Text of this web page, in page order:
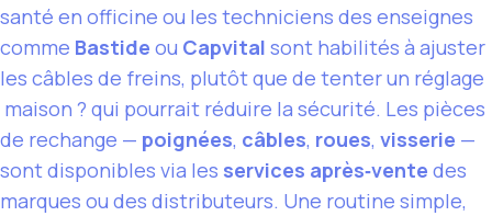
santé en officine ou les techniciens des enseignes
comme Bastide ou Capvital sont habilités à ajuster
les câbles de freins, plutôt que de tenter un réglage
maison ? qui pourrait réduire la sécurité. Les pièces
de rechange — poignées, câbles, roues, visserie —
sont disponibles via les services après‑vente des
marques ou des distributeurs. Une routine simple,